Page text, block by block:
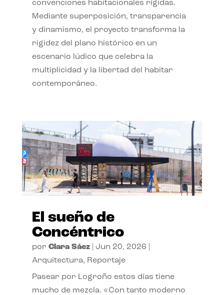
convenciones habitacionales rígidas.
Mediante superposición, transparencia
y dinamismo, el proyecto transforma la
rigidez del plano histórico en un
escenario lúdico que celebra la
multiplicidad y la libertad del habitar
contemporáneo.
El sueño de
Concéntrico
por Clara Sáez| Jun 20, 2026
Arquitectura, Reportaje
Pasear por Logroño estos días tiene
mucho de mezcla. «Con tanto moderno